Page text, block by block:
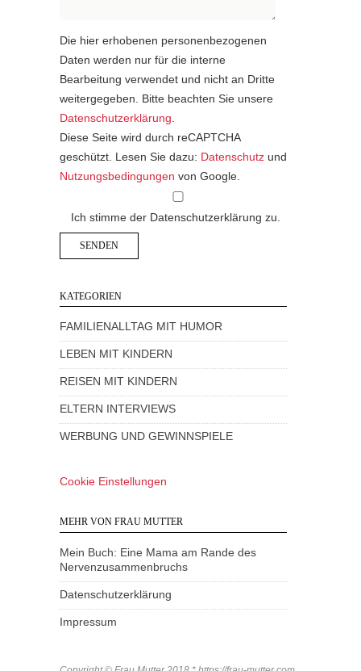
Die hier erhobenen personenbezogenen
Daten werden nur für die interne
Bearbeitung verwendet und nicht an Dritte
weitergegeben. Bitte beachten Sie unsere
Datenschutzerklärung
Diese Seite wird durch reCAPTCHA
geschützt. Lesen Sie dazu: Datenschutz und
Nutzungsbedingungen von Google.
Ich stimme der Datenschutzerklärung zu.
KATEGORIEN
FAMILIENALLTAG MIT HUMOR
LEBEN MIT KINDERN
REISEN MIT KINDERN
ELTERN INTERVIEWS
WERBUNG UND GEWINNSPIELE
Cookie Einstellungen
MEHR VON FRAU MUTTER
Mein Buch: Eine Mama am Rande des
Nervenzusammenbruchs
Datenschutzerklärung
Impressum